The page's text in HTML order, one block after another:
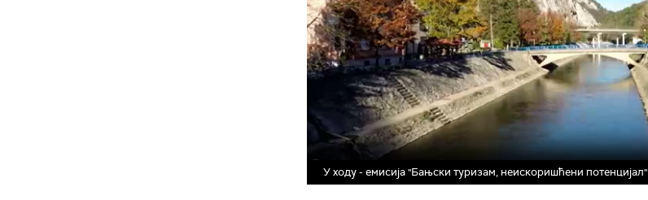
У ходу - емисија "Бањски туризам, неискоришћени потенцијал"